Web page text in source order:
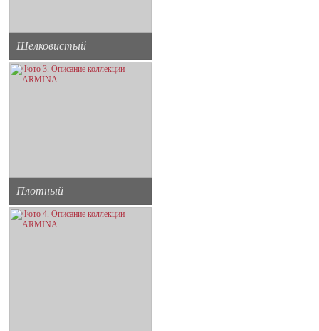
Шелковистый
Плотный